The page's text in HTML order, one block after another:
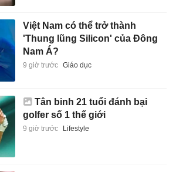
Việt Nam có thể trở thành
'Thung lũng Silicon' của Đông
Nam Á?
9 giờ trước Giáo dục
Tân binh 21 tuổi đánh bại
golfer số 1 thế giới
9 giờ trước Lifestyle